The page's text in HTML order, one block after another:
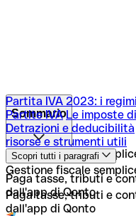
Partita IVA 2023: i
Partite IVA Le imposte
Detrazioni e deducibilità
risorse e strumenti utili
Scopri tutti i paragrafi
Gestione fiscale
Paga tasse, tributi e
dall'app di Qonto
Sommario
Partita IVA 2023: i
Partite IVA Le imposte
Detrazioni e deducibilità
risorse e strumenti utili
Gestione fiscale
Paga tasse, tributi e
dall'app di Qonto